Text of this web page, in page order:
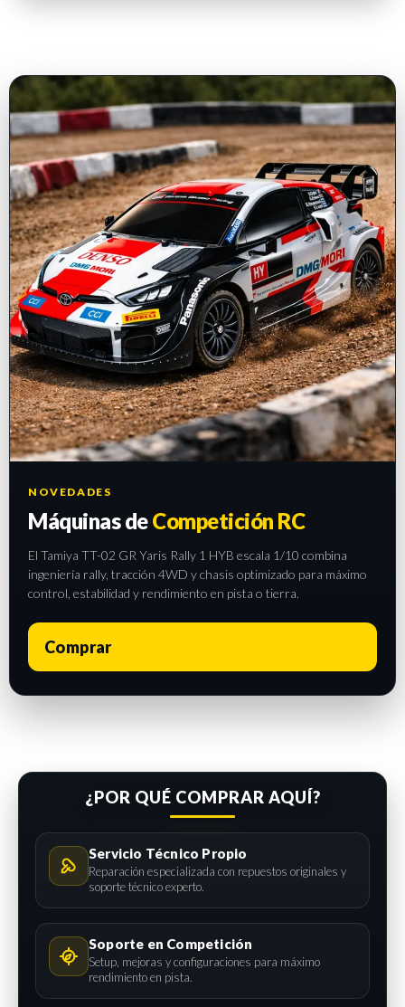
NOVEDADES
Máquinas deCompetición RC
El Tamiya TT-02 GR Yaris Rally 1 HYB escala 1/10 combina
ingeniería rally, tracción 4WD y chasis optimizado para máximo
control, estabilidad y rendimiento en pista o tierra.
Comprar
¿POR QUÉ COMPRAR AQUÍ?
Servicio Técnico Propio
Reparación especializada con repuestos originales y
soporte técnico experto.
Soporte en Competición
Setup, mejoras y configuraciones para máximo
rendimiento en pista.